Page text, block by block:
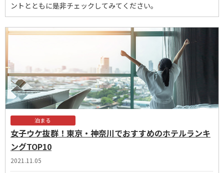
ントとともに是非チェックしてみてください。
泊まる
女子ウケ抜群！東京・神奈川でおすすめのホテルランキ
ングTOP10
2021.11.05